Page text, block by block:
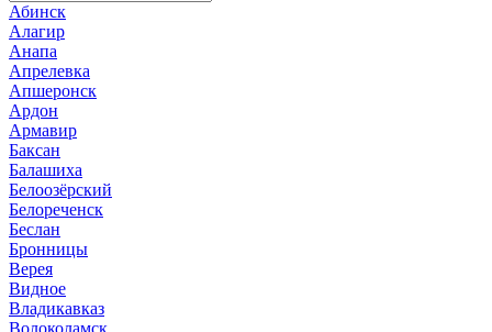
Абинск
Алагир
Анапа
Апрелевка
Апшеронск
Ардон
Армавир
Баксан
Балашиха
Белоозёрский
Белореченск
Беслан
Бронницы
Верея
Видное
Владикавказ
Волоколамск